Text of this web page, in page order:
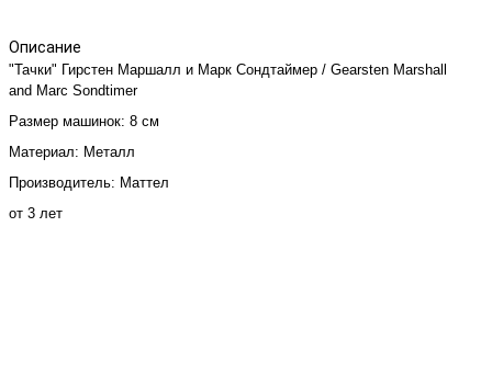
Описание
"Тачки" Гирстен Маршалл и Марк Сондтаймер / Gearsten Marshall
and Marc Sondtimer
Размер машинок: 8 см
Материал: Металл
Производитель: Маттел
от 3 лет